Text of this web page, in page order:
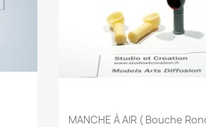
Aperçu rapide
MANCHE À AIR ( Bouche